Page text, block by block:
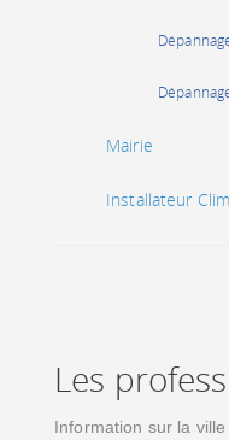
Mairie
Installateur
Les
Information sur la